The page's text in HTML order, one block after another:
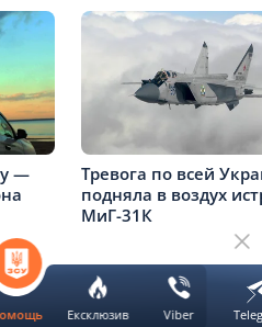
—
Тревога по всей
подняла в воздух
МиГ-31К
Ексклюзив Viber